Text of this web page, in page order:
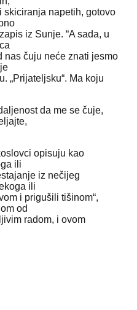
skiciranja napetih, gotovo
iz Sunje. “A sada, u
nas čuju neće znati jesmo
„Prijateljsku“. Ma koju
da me se čuje,
opisuju kao
ili
iz nečijeg
ili
i prigušili tišinom“,
od
radom, i ovom